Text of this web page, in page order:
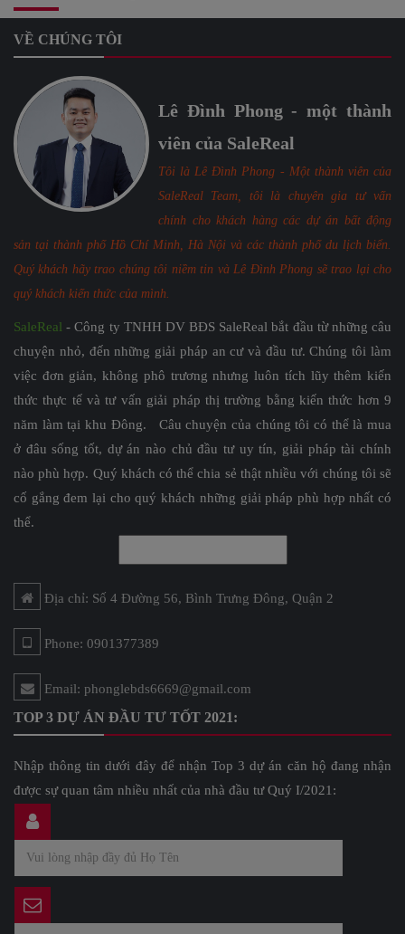
VỀ CHÚNG TÔI
Lê Đình Phong - một thành
viên của SaleReal
Tôi là Lê Đình Phong - Một thành viên của
SaleReal Team, tôi là chuyên gia tư vấn
chính cho khách hàng các dự án bất động
sản tại thành phố Hồ Chí Minh, Hà Nội và các thành phố du lịch biển.
Quý khách hãy trao chúng tôi niềm tin và Lê Đình Phong sẽ trao lại cho
quý khách kiến thức của mình.
SaleReal - Công ty TNHH DV BĐS SaleReal bắt đầu từ những câu
chuyện nhỏ, đến những giải pháp an cư và đầu tư. Chúng tôi làm
việc đơn giản, không phô trương nhưng luôn tích lũy thêm kiến
thức thực tế và tư vấn giải pháp thị trường bằng kiến thức hơn 9
năm làm tại khu Đông. Câu chuyện của chúng tôi có thể là mua
ở đâu sống tốt, dự án nào chủ đầu tư uy tín, giải pháp tài chính
nào phù hợp. Quý khách có thể chia sẻ thật nhiều với chúng tôi sẽ
cố gắng đem lại cho quý khách những giải pháp phù hợp nhất có
thể.
Địa chỉ: Số 4 Đường 56, Bình Trưng Đông, Quận 2
Phone: 0901377389
Email: phonglebds6669@gmail.com
TOP 3 DỰ ÁN ĐẦU TƯ TỐT 2021:
Nhập thông tin dưới đây để nhận Top 3 dự án căn hộ đang nhận
được sự quan tâm nhiều nhất của nhà đầu tư Quý I/2021: